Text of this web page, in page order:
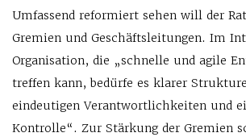
Umfassend reformiert sehen will der
Gremien und Geschäftsleitungen. Im
Organisation, die „schnelle und agile
treffen kann, bedürfe es klarer
eindeutigen Verantwortlichkeiten und
Kontrolle“. Zur Stärkung der Gremien